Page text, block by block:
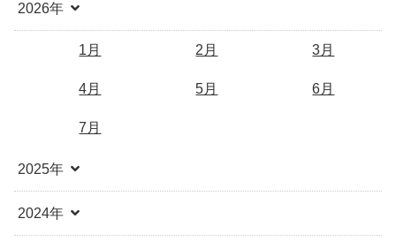
2026年
1月 2月 3月
4月 5月 6月
7月
2025年
2024年